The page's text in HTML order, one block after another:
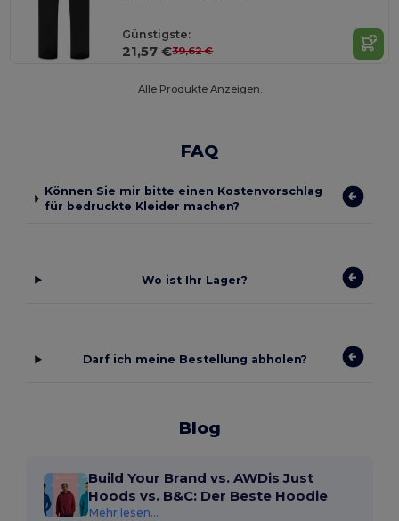
Günstigste:
21,57 €39,62 €
Alle Produkte Anzeigen.
FAQ
Können Sie mir bitte einen Kostenvorschlag
für bedruckte Kleider machen?
Wo ist Ihr Lager?
Darf ich meine Bestellung abholen?
Blog
Build Your Brand vs. AWDis Just
Hoods vs. B&C: Der Beste Hoodie
Mehr lesen...